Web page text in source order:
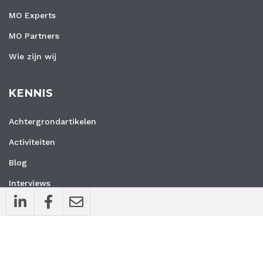
MO Experts
MO Partners
Wie zijn wij
KENNIS
Achtergrondartikelen
Activiteiten
Blog
Interviews
Nieuws